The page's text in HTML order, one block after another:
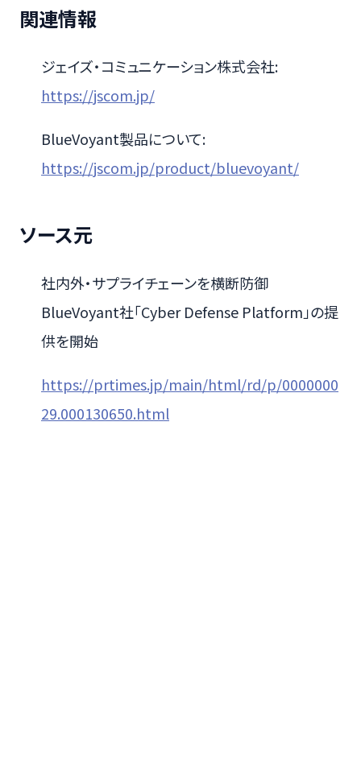
関連情報
ジェイズ・コミュニケーション株式会社:
https://jscom.jp/
BlueVoyant製品について:
https://jscom.jp/product/bluevoyant/
ソース元
社内外・サプライチェーンを横断防御
BlueVoyant社「Cyber Defense Platform」の提
供を開始
https://prtimes.jp/main/html/rd/p/0000000
29.000130650.html